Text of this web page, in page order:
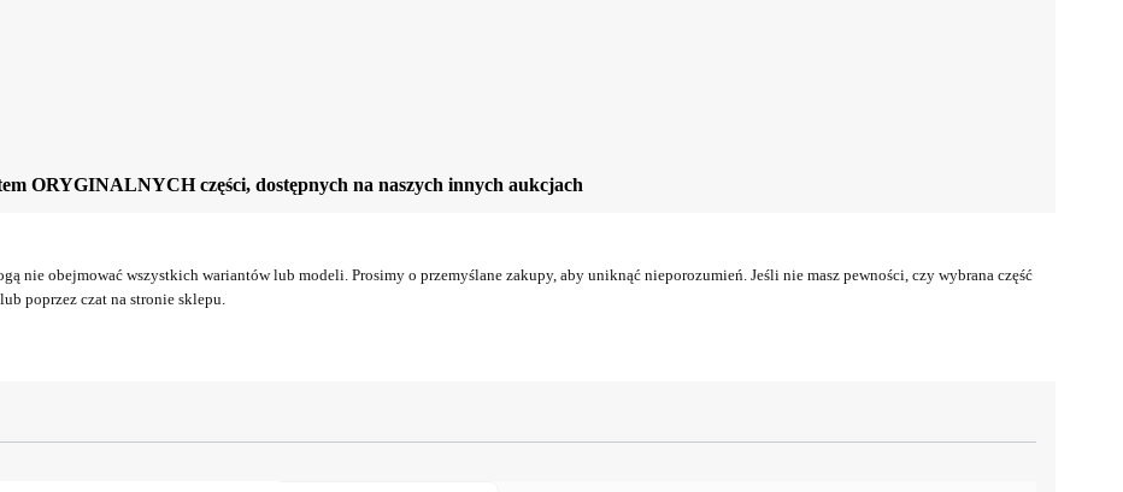
ORYGINALNYCH części, dostępnych na naszych innych aukcjach
nie obejmować wszystkich wariantów lub modeli. Prosimy o przemyślane zakupy, aby uniknąć nieporozumień. Jeśli nie masz pewności, czy wybrana część
poprzez czat na stronie sklepu.